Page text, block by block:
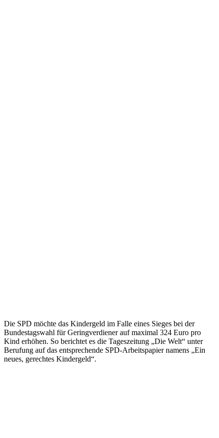
Die SPD möchte das Kindergeld im Falle eines Sieges bei der
Bundestagswahl für Geringverdiener auf maximal 324 Euro pro
Kind erhöhen. So berichtet es die Tageszeitung „Die Welt“ unter
Berufung auf das entsprechende SPD-Arbeitspapier namens „Ein
neues, gerechtes Kindergeld“.